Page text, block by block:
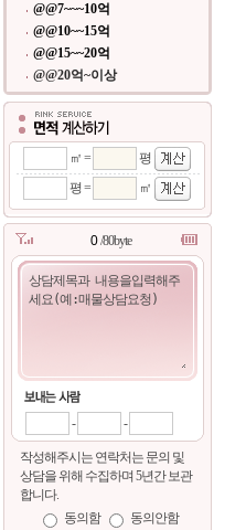
@@7~~~10억
@@10~~15억
@@15~~20억
@@20억~이상
㎡ =
평
평 =
㎡
/80byte
- -
작성해주시는 연락처는 문의 및
상담을 위해 수집하며 5년간 보관
합니다.
동의함
동의안함